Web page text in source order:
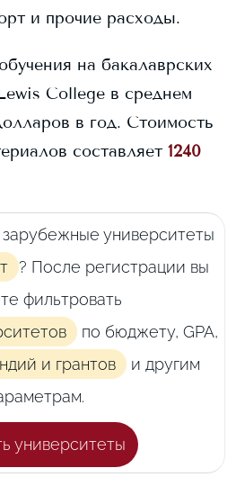
и прочие расходы.
на бакалаврских
College в среднем
в год. Стоимость
составляет 1240
университеты
? После регистрации вы
фильтровать
по бюджету, GPA,
и грантов и другим
университеты